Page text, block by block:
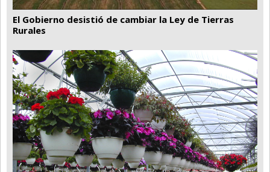
El Gobierno desistió de cambiar la Ley de Tierras
Rurales